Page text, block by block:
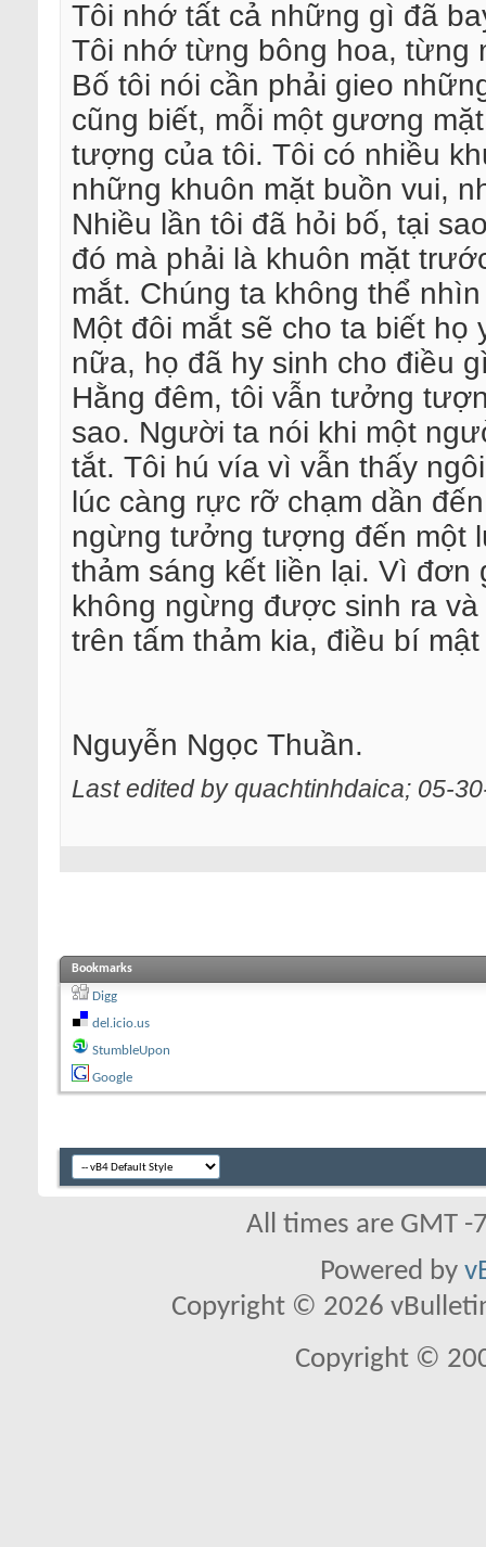
Tôi nhớ tất cả những gì đã
Tôi nhớ từng bông hoa, từng
Bố tôi nói cần phải gieo
cũng biết, mỗi một gương
tượng của tôi. Tôi có nhiều
những khuôn mặt buồn vui,
Nhiều lần tôi đã hỏi bố, tại
đó mà phải là khuôn mặt
mắt. Chúng ta không thể
Một đôi mắt sẽ cho ta biết
nữa, họ đã hy sinh cho điều
Hằng đêm, tôi vẫn tưởng
sao. Người ta nói khi một
tắt. Tôi hú vía vì vẫn thấy
lúc càng rực rỡ chạm dần
ngừng tưởng tượng đến một
thảm sáng kết liền lại. Vì đơn
không ngừng được sinh ra
trên tấm thảm kia, điều bí
Nguyễn Ngọc Thuần.
Last edited by quachtinhdaica; 05-
Bookmarks
Digg
del.icio.us
StumbleUpon
Google
All times are GMT
Powered by
Copyright © 2026
Copyright ©